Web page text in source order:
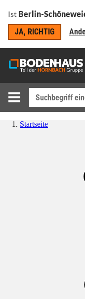
Ist Berlin-
JA, RICHTIG
Startseite